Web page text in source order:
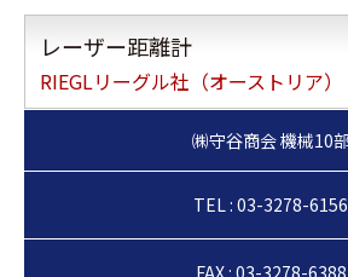
レーザー距離計
RIEGLリーグル社（オーストリア）
TEL : 03-3278-6156